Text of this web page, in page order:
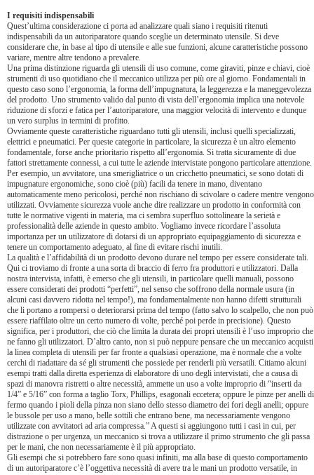
I requisiti indispensabili
Quest’ultima considerazione ci porta ad analizzare quali siano i requisiti ritenuti
indispensabili da un autoriparatore quando sceglie un determinato utensile. Si deve
considerare che, in base al tipo di utensile e alle sue funzioni, alcune caratteristiche possono
variare, mentre altre tendono a prevalere.
Una prima distinzione riguarda gli utensili di uso comune, come giraviti, pinze e chiavi, cioè
strumenti di uso quotidiano che il meccanico utilizza per più ore al giorno. Fondamentali in
questo caso sono l’ergonomia, la forma dell’impugnatura, la leggerezza e la maneggevolezza
del prodotto. Uno strumento valido dal punto di vista dell’ergonomia implica una notevole
riduzione di sforzi e fatica per l’autoriparatore, una maggior velocità di intervento e dunque
un vero surplus in termini di profitto.
Ovviamente queste caratteristiche riguardano tutti gli utensili, inclusi quelli specializzati,
elettrici e pneumatici. Per queste categorie in particolare, la sicurezza è un altro elemento
fondamentale, forse anche prioritario rispetto all’ergonomia. Si tratta sicuramente di due
fattori strettamente connessi, a cui tutte le aziende intervistate pongono particolare attenzione.
Per esempio, un avvitatore, una smerigliatrice o un cricchetto pneumatici, se sono dotati di
impugnature ergonomiche, sono cioè (più) facili da tenere in mano, diventano
automaticamente meno pericolosi, perché non rischiano di scivolare o cadere mentre vengono
utilizzati. Ovviamente sicurezza vuole anche dire realizzare un prodotto in conformità con
tutte le normative vigenti in materia, ma ci sembra superfluo sottolineare la serietà e
professionalità delle aziende in questo ambito. Vogliamo invece ricordare l’assoluta
importanza per un utilizzatore di dotarsi di un appropriato equipaggiamento di sicurezza e
tenere un comportamento adeguato, al fine di evitare rischi inutili.
La qualità e l’affidabilità di un prodotto devono durare nel tempo per essere considerate tali.
Qui ci troviamo di fronte a una sorta di braccio di ferro fra produttori e utilizzatori. Dalla
nostra intervista, infatti, è emerso che gli utensili, in particolare quelli manuali, possono
essere considerati dei prodotti “perfetti”, nel senso che soffrono della normale usura (in
alcuni casi davvero ridotta nel tempo!), ma fondamentalmente non hanno difetti strutturali
che li portano a rompersi o deteriorarsi prima del tempo (fatto salvo lo scalpello, che non può
essere riaffilato oltre un certo numero di volte, perché poi perde in precisione). Questo
significa, per i produttori, che ciò che limita la durata dei propri utensili è l’uso improprio che
ne fanno gli utilizzatori. D’altro canto, non si può neppure pensare che un meccanico acquisti
la linea completa di utensili per far fronte a qualsiasi operazione, ma è normale che a volte
cerchi di riadattare da sé gli strumenti che possiede per renderli più versatili. Citiamo alcuni
esempi tratti dalla diretta esperienza di elaboratore di uno degli intervistati, che a causa di
spazi di manovra ristretti o altre necessità, ammette un uso a volte improprio di “inserti da
1/4” e 5/16” con forma a taglio Torx, Phillips, esagonali eccetera; oppure le pinze per anelli di
fermo quando i pioli della pinza non siano dello stesso diametro dei fori degli anelli; oppure
le bussole per uso a mano, belle sottili che entrano bene, ma necessariamente vengono
utilizzate con avvitatori ad aria compressa.” A questi si aggiungono tutti i casi in cui, per
distrazione o per urgenza, un meccanico si trova a utilizzare il primo strumento che gli passa
per le mani, che non necessariamente è il più appropriato.
Gli esempi che si potrebbero fare sono quasi infiniti, ma alla base di questo comportamento
di un autoriparatore c’è l’oggettiva necessità di avere tra le mani un prodotto versatile, in